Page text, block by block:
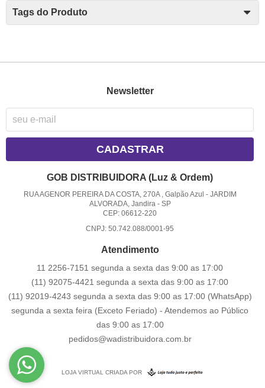
Tags do Produto
Newsletter
CADASTRAR
GOB DISTRIBUIDORA (Luz & Ordem)
RUA AGENOR PEREIRA DA COSTA, 270A , Galpão Azul - JARDIM
ALVORADA, Jandira- SP
CEP: 06612-220
CNPJ: 50.742.088/0001-95
Atendimento
11 2256-7151 segunda a sexta das 9:00 as 17:00
(11) 92075-4421 segunda a sexta das 9:00 as 17:00
(11) 92019-4243 segunda a sexta das 9:00 as 17:00 (WhatsApp)
segunda a sexta feira (Exceto Feriado) - Atendemos ao Público
das 9:00 as 17:00
pedidos@wadistribuidora.com.br
LOJA VIRTUAL CRIADA POR